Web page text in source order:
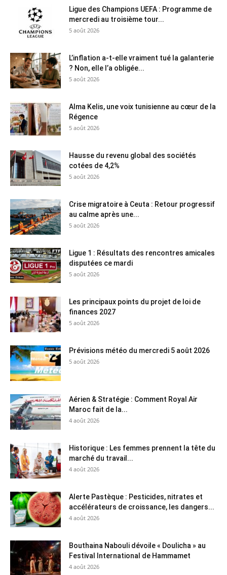
Ligue des Champions UEFA : Programme de
mercredi au troisième tour...
5 août 2026
L’inflation a-t-elle vraiment tué la galanterie
? Non, elle l’a obligée...
5 août 2026
Alma Kelis, une voix tunisienne au cœur de la
Régence
5 août 2026
Hausse du revenu global des sociétés
cotées de 4,2%
5 août 2026
Crise migratoire à Ceuta : Retour progressif
au calme après une...
5 août 2026
Ligue 1 : Résultats des rencontres amicales
disputées ce mardi
5 août 2026
Les principaux points du projet de loi de
finances 2027
5 août 2026
Prévisions météo du mercredi 5 août 2026
5 août 2026
Aérien & Stratégie : Comment Royal Air
Maroc fait de la...
4 août 2026
Historique : Les femmes prennent la tête du
marché du travail...
4 août 2026
Alerte Pastèque : Pesticides, nitrates et
accélérateurs de croissance, les dangers...
4 août 2026
Bouthaina Nabouli dévoile « Doulicha » au
Festival International de Hammamet
4 août 2026